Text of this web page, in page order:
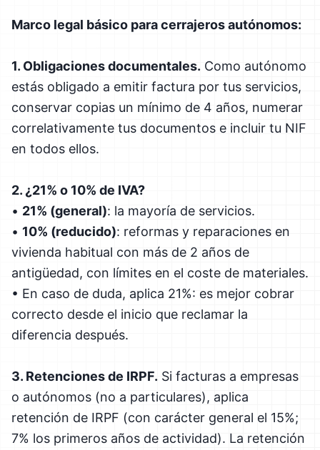
Marco legal básico para cerrajeros autónomos:
1. Obligaciones documentales. Como autónomo
estás obligado a emitir factura por tus servicios,
conservar copias un mínimo de 4 años, numerar
correlativamente tus documentos e incluir tu NIF
en todos ellos.
2. ¿21% o 10% de IVA?
• 21% (general): la mayoría de servicios.
• 10% (reducido): reformas y reparaciones en
vivienda habitual con más de 2 años de
antigüedad, con límites en el coste de materiales.
• En caso de duda, aplica 21%: es mejor cobrar
correcto desde el inicio que reclamar la
diferencia después.
3. Retenciones de IRPF. Si facturas a empresas
o autónomos (no a particulares), aplica
retención de IRPF (con carácter general el 15%;
7% los primeros años de actividad). La retención